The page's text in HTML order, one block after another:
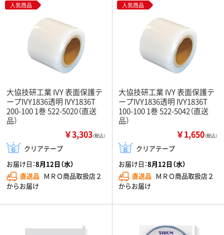
人気商品
大協技研工業 IVY 表面保護テ
ープIVY1836透明 IVY1836T
200-100 1巻 522-5020（直送
品）
￥3,303（税込）
クリアテープ
お届け日：8月12日（水）
直送品 ＭＲＯ商品取扱店２
からお届け
人気商品
大協技研工業 IVY 表面保護テ
ープIVY1836透明 IVY1836T
100-100 1巻 522-5042（直送
品）
￥1,650（税込）
クリアテープ
お届け日：8月12日（水）
直送品 ＭＲＯ商品取扱店２
からお届け